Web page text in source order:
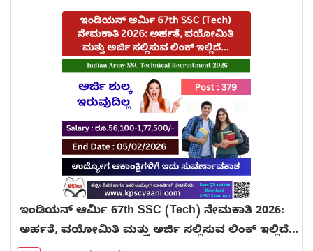
ಇಂಡಿಯನ್ ಆರ್ಮಿ 67th SSC (Tech) ನೇಮಕಾತಿ 2026:
ಅರ್ಹತೆ, ವಯೋಮಿತಿ ಮತ್ತು ಅರ್ಜಿ ಸಲ್ಲಿಸುವ ಲಿಂಕ್ ಇಲ್ಲಿದೆ...